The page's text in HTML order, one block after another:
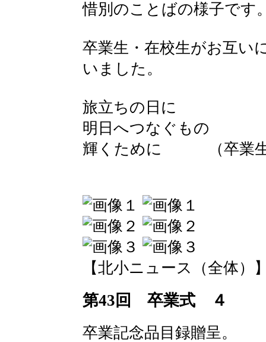
惜別のことばの様子です
卒業生・在校生がお互い
いました。
旅立ちの日に （
明日へつなぐもの
輝くために （卒業生
【北小ニュース（全体）
第43回 卒業式 ４
卒業記念品目録贈呈。